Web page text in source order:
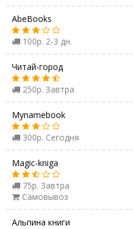
AbeBooks
100р. 2-3 дн.
Читай-город
250р. Завтра
Mynamebook
300р. Сегодня
Magic-kniga
75р. Завтра
Самовывоз
Альпина книги